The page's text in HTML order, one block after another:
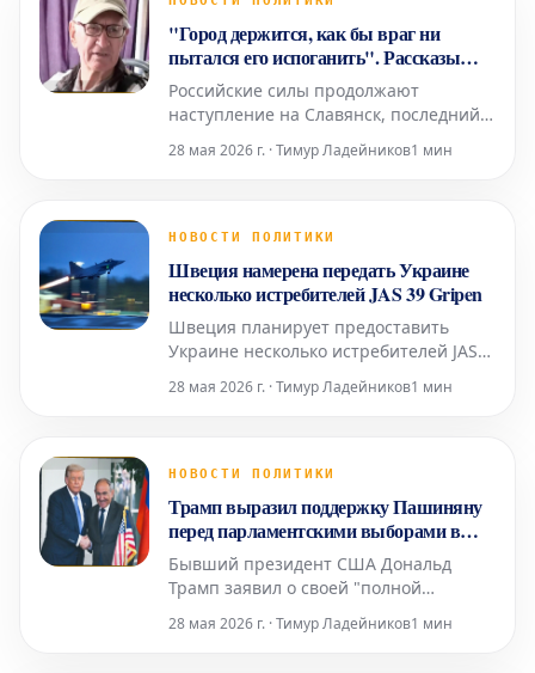
ходит из-за обстрелов, маршрутка С
"Город держится, как бы враг ни
пытался его испоганить". Рассказы
водителя маршрутки прифронтового
Славянска и его пассажиров
Российские силы продолжают
наступление на Славянск, последний
перед границей с Харьковской.
позволяет противнику наносить удары
связи с возросшей угрозой городские
в
28 мая 2026 г. · Тимур Ладейников1 мин
НОВОСТИ ПОЛИТИКИ
Швеция намерена передать Украине
несколько истребителей JAS 39 Gripen
Швеция планирует предоставить
Украине несколько истребителей JAS
производимых компанией Saab.
передачи пока не разглашаются.
данным, должны стартовать
переговоры
28 мая 2026 г. · Тимур Ладейников1 мин
НОВОСТИ ПОЛИТИКИ
Трамп выразил поддержку Пашиняну
перед парламентскими выборами в
Армении
Бывший президент США Дональд
Трамп заявил о своей "полной
Армении Никола Пашиняна в
28 мая 2026 г. · Тимур Ладейников1 мин